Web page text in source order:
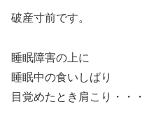
破産寸前です。
睡眠障害の上に
睡眠中の食いしばり
目覚めたとき肩こり・・・